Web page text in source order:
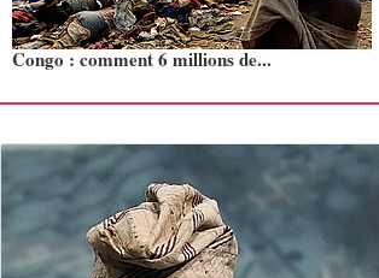
Congo : comment 6 millions de...